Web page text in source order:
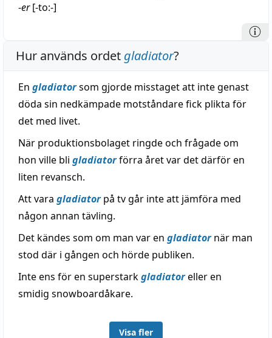
-er[-to:-]
Hur används ordet gladiator?
En gladiatorsom gjorde misstaget att inte genast
döda sin nedkämpade motståndare fick plikta för
det med livet.
När produktionsbolaget ringde och frågade om
hon ville bli gladiatorförra året var det därför en
liten revansch.
Att vara gladiatorpå tv går inte att jämföra med
någon annan tävling.
Det kändes som om man var en gladiatornär man
stod där i gången och hörde publiken.
Inte ens för en superstarkgladiatoreller en
smidig snowboardåkare.
Visa fler